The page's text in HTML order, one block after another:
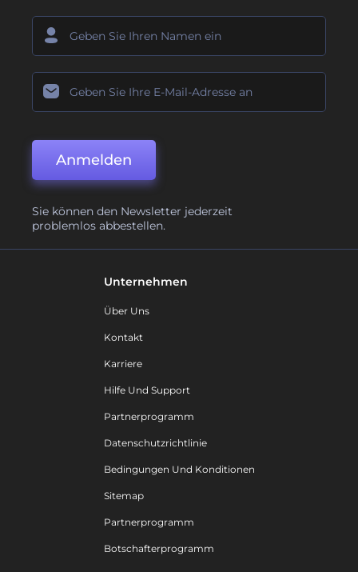
Anmelden
Sie können den Newsletter jederzeit
problemlos abbestellen.
Unternehmen
Über Uns
Kontakt
Karriere
Hilfe Und Support
Partnerprogramm
Datenschutzrichtlinie
Bedingungen Und Konditionen
Sitemap
Partnerprogramm
Botschafterprogramm